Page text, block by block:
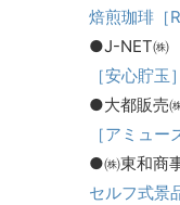
焙煎珈琲［
●J-NET㈱
［安心貯玉］
●大都販売
［アミュ
●㈱東和商
セルフ式景